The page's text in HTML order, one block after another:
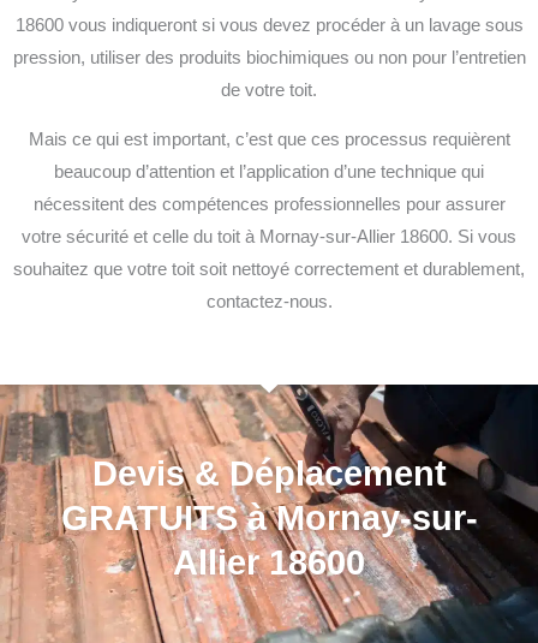
18600 vous indiqueront si vous devez procéder à un lavage sous
pression, utiliser des produits biochimiques ou non pour l’entretien
de votre toit.
Mais ce qui est important, c’est que ces processus requièrent
beaucoup d’attention et l’application d’une technique qui
nécessitent des compétences professionnelles pour assurer
votre sécurité et celle du toit à Mornay-sur-Allier 18600. Si vous
souhaitez que votre toit soit nettoyé correctement et durablement,
contactez-nous.
Devis & Déplacement
GRATUITS à Mornay-sur-
Allier 18600